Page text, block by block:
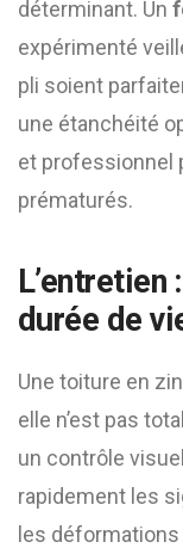
déterminant. Un
expérimenté
pli soient
une étanchéité
et professionnel
prématurés.
durée de
Une toiture en
elle n’est pas
un contrôle
rapidement les
les